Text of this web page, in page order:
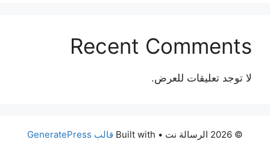
Recent Comments
لا توجد تعليقات للعرض.
© 2026 الرسالة نت • Built with قالب GeneratePress